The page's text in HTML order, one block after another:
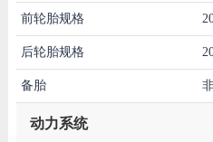
前轮胎规格
后轮胎规格
备胎
动力系统